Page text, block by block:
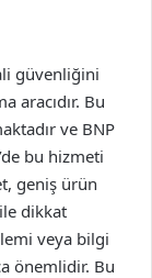
güvenliğini
aracıdır. Bu
ve BNP
bu hizmeti
geniş ürün
dikkat
veya bilgi
önemlidir. Bu